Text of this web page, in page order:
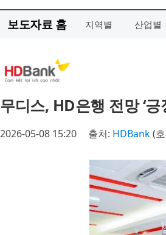
보도자료 홈 지역별 산업별
무디스, HD은행 전망 ‘
2026-05-08 15:20 출처: HDBank(